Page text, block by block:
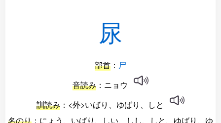
尿
部首 ： 尸
音読み ：ニョウ
訓読み ：<外>いばり、ゆばり、しと
名のり ：にょう、いばり、しい、しし、しと、ゆばり、ゆ